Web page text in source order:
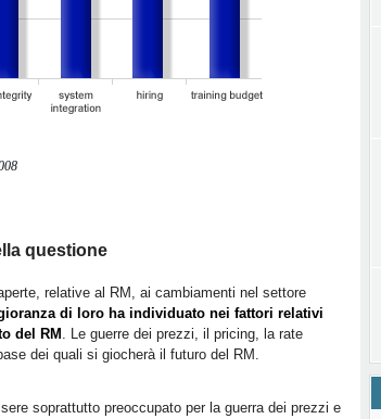
questione
relative al RM, ai cambiamenti nel settore
di loro ha individuato nei fattori relativi
del RM . Le guerre dei prezzi, il pricing, la rate
dei quali si giocherà il futuro del RM.
soprattutto preoccupato per la guerra dei prezzi e